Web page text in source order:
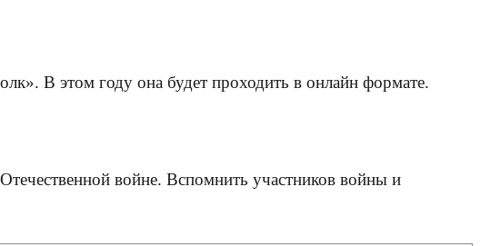
В этом году она будет проходить в онлайн формате.
войне. Вспомнить участников войны и